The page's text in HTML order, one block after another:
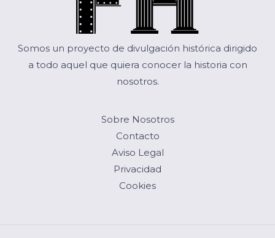
Somos un proyecto de divulgación histórica dirigido
a todo aquel que quiera conocer la historia con
nosotros.
Sobre Nosotros
Contacto
Aviso Legal
Privacidad
Cookies